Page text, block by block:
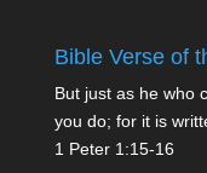
Bible Verse of
But just as he who
you do; for it is
1 Peter 1:15-16